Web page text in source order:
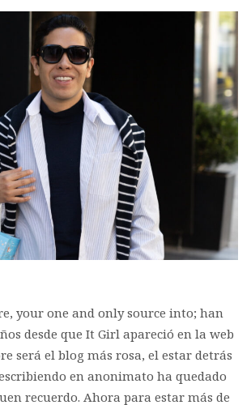
your one and only source into; han
desde que It Girl apareció en la web
será el blog más rosa, el estar detrás
en anonimato ha quedado
recuerdo. Ahora para estar más de